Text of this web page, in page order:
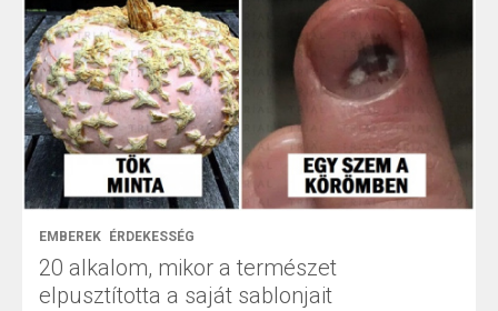
EMBEREK ÉRDEKESSÉG
20 alkalom, mikor a természet
elpusztította a saját sablonjait